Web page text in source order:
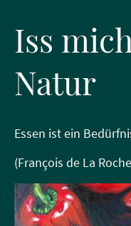
Iss
Natur
Essen ist ein
(François de La